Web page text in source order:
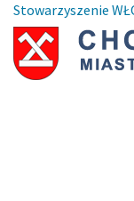
Stowarzyszenie